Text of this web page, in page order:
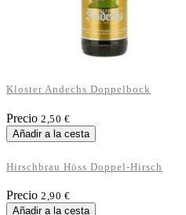
Kloster Andechs Doppelbock
Precio 2,50 €
Añadir a la cesta
Hirschbrau Höss Doppel-Hirsch
Precio 2,90 €
Añadir a la cesta